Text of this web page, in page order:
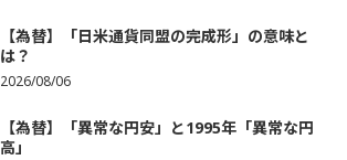
【為替】「日米通貨同盟の完成形」の意味と
は？
2026/08/06
【為替】「異常な円安」と1995年「異常な円
高」